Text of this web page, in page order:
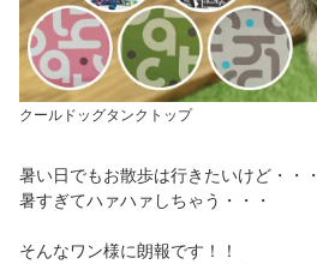
クールドッグタンクトップ
暑い日でもお散歩は行きたいけど・・・
暑すぎてハァハァしちゃう・・・
そんなワン様に朗報です！！